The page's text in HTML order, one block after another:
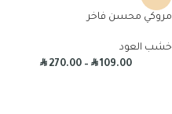
مروكي محسن فاخر
خشب العود
R109.00
–
R270.00